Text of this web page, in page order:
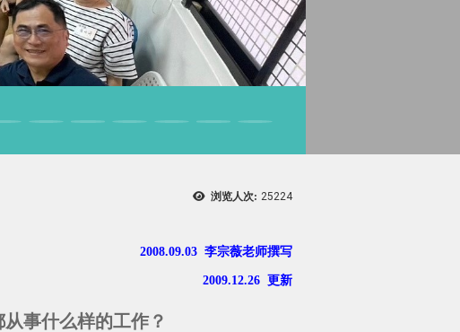
浏览人次: 25224
2008.09.03 李宗薇老师撰写
2009.12.26 更新
事什么样的工作？